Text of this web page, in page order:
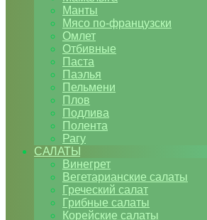
Манты
Мясо по-французски
Омлет
Отбивные
Паста
Паэлья
Пельмени
Плов
Подлива
Полента
Рагу
САЛАТЫ
Винегрет
Вегетарианские салаты
Греческий салат
Грибные салаты
Корейские салаты